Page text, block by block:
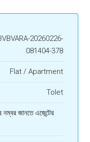
20260226-
081404-378
Flat / Apartment
Tolet
নম্বর জানতে এজেন্টের